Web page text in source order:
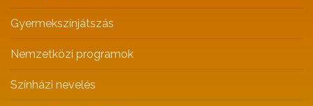
Gyermekszínjátszás
Nemzetközi programok
Színházi nevelés